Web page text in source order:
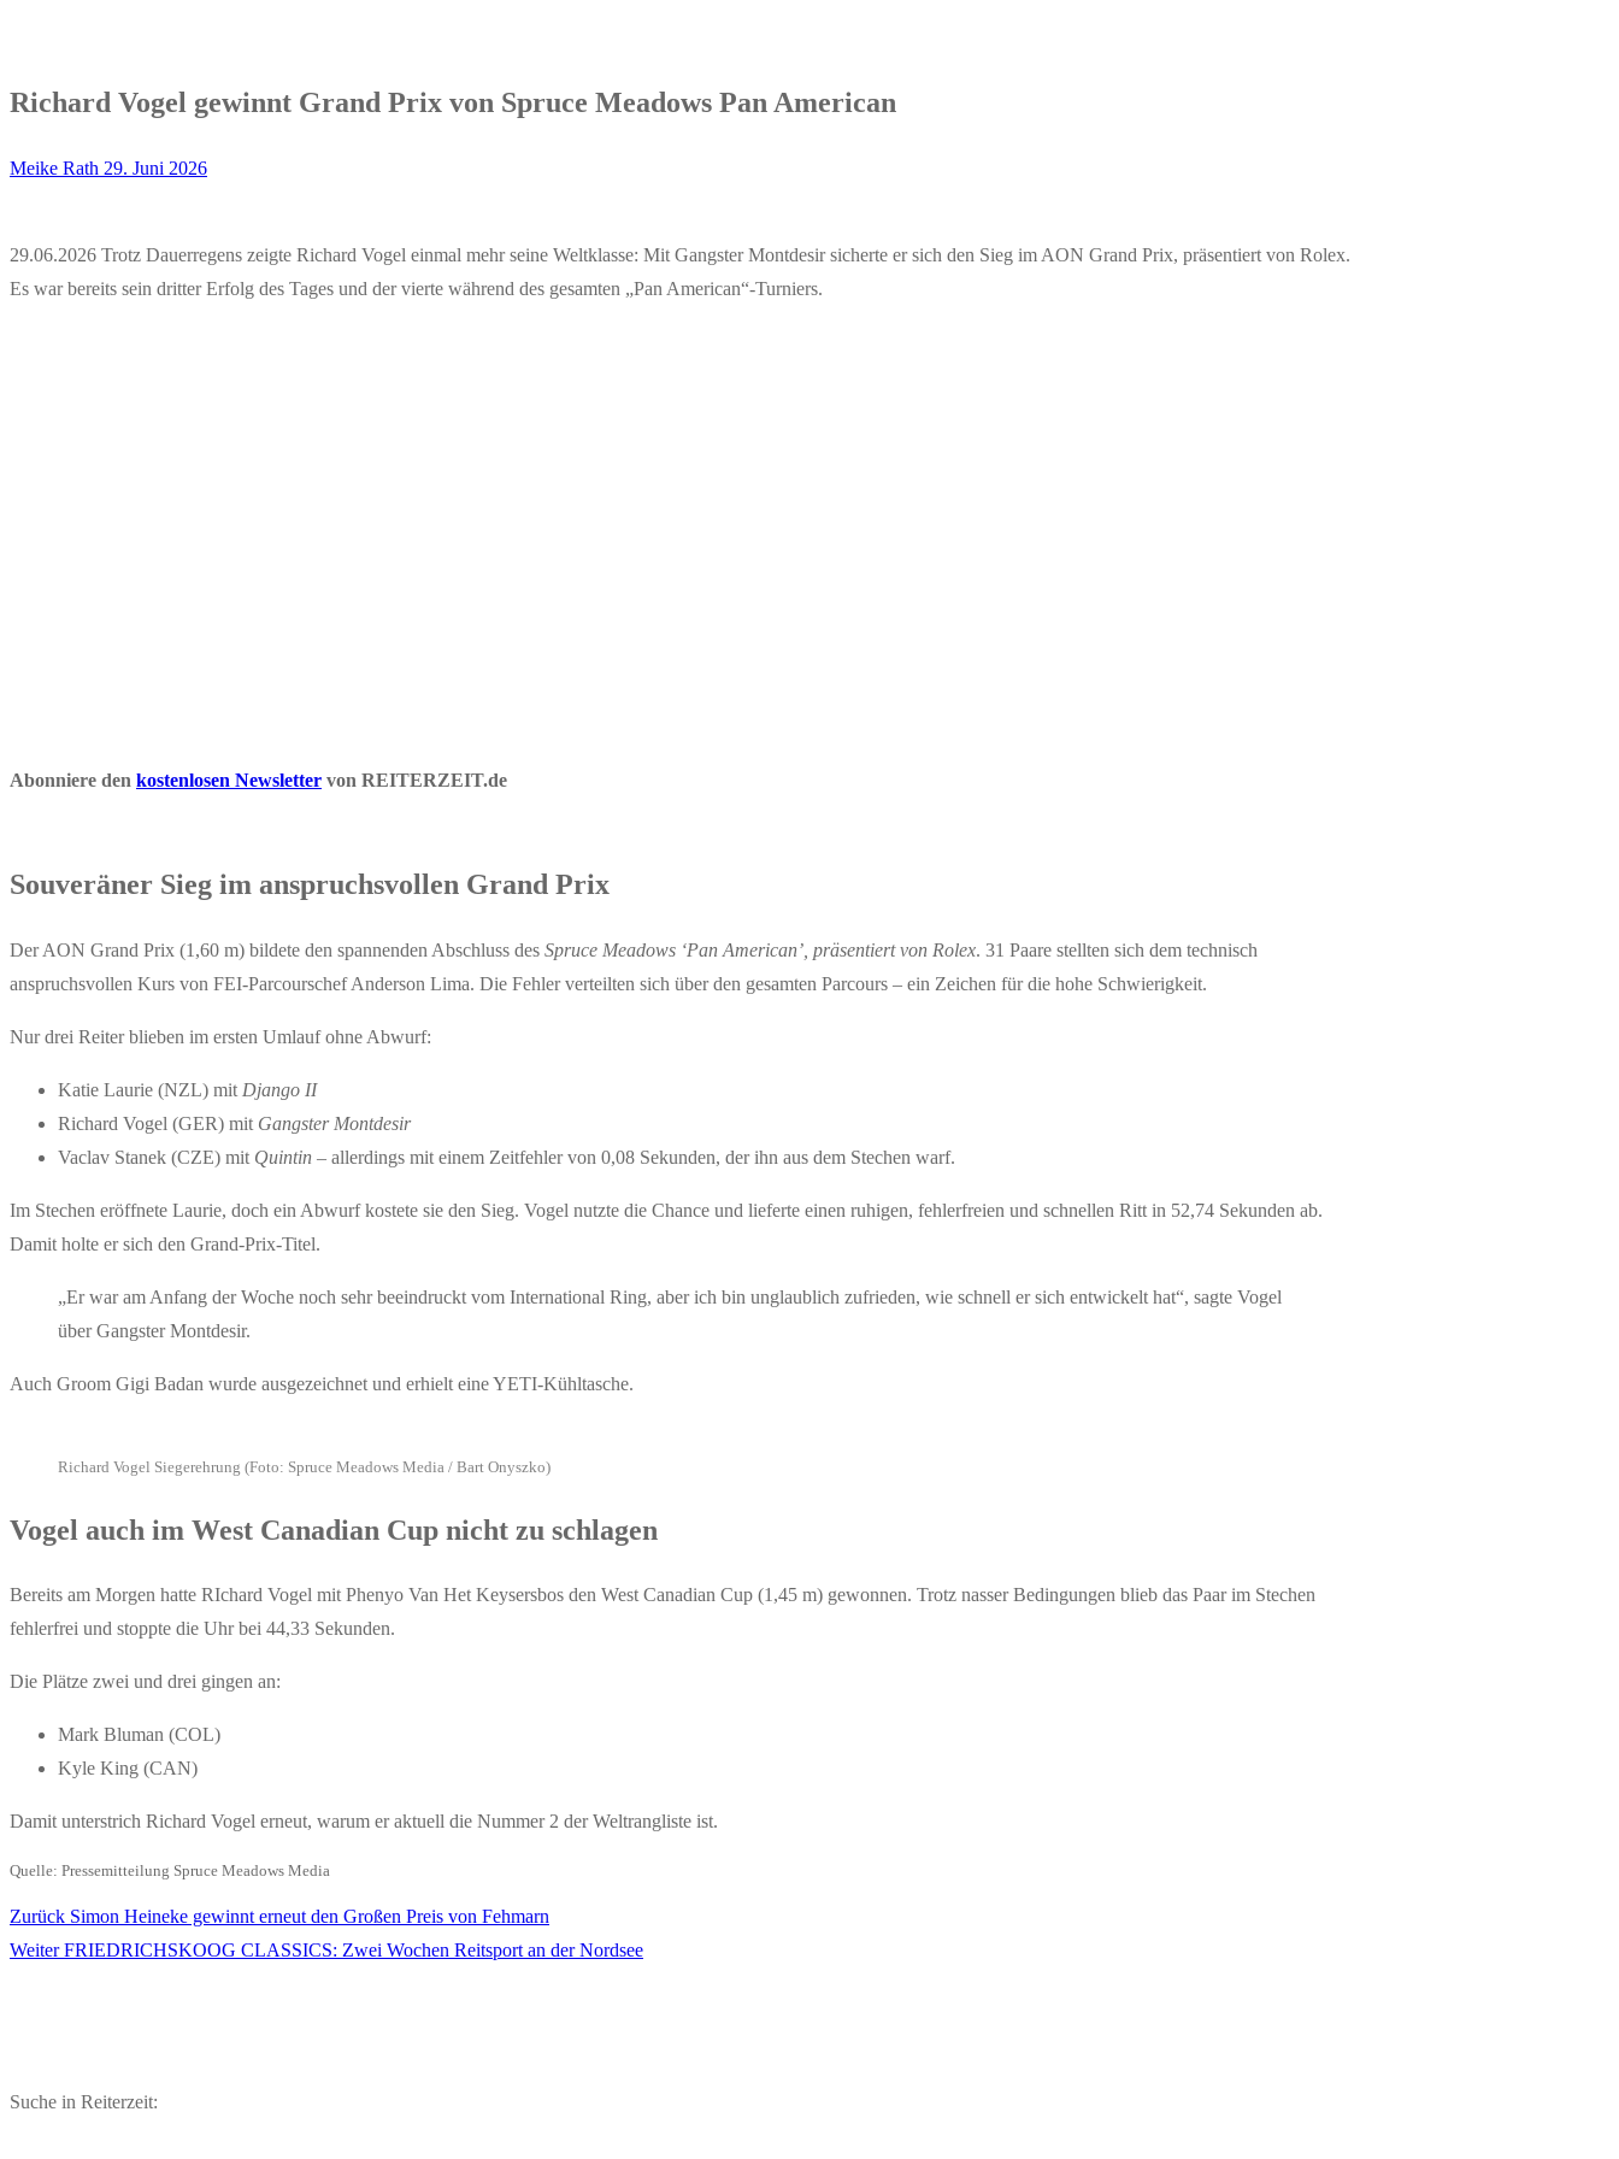
Richard Vogel gewinnt Grand Prix von Spruce Meadows Pan American
Meike Rath 29. Juni 2026
29.06.2026 Trotz Dauerregens zeigte Richard Vogel einmal mehr seine Weltklasse: Mit Gangster Montdesir sicherte er sich den Sieg im AON Grand Prix, präsentiert von Rolex.
Es war bereits sein dritter Erfolg des Tages und der vierte während des gesamten „Pan American“-Turniers.
Abonniere den kostenlosen Newsletter von REITERZEIT.de
Souveräner Sieg im anspruchsvollen Grand Prix
Der AON Grand Prix (1,60 m) bildete den spannenden Abschluss des Spruce Meadows ‘Pan American’, präsentiert von Rolex. 31 Paare stellten sich dem technisch
anspruchsvollen Kurs von FEI-Parcourschef Anderson Lima. Die Fehler verteilten sich über den gesamten Parcours – ein Zeichen für die hohe Schwierigkeit.
Nur drei Reiter blieben im ersten Umlauf ohne Abwurf:
Katie Laurie (NZL) mit Django II
Richard Vogel (GER) mit Gangster Montdesir
Vaclav Stanek (CZE) mit Quintin – allerdings mit einem Zeitfehler von 0,08 Sekunden, der ihn aus dem Stechen warf.
Im Stechen eröffnete Laurie, doch ein Abwurf kostete sie den Sieg. Vogel nutzte die Chance und lieferte einen ruhigen, fehlerfreien und schnellen Ritt in 52,74 Sekunden ab.
Damit holte er sich den Grand-Prix-Titel.
„Er war am Anfang der Woche noch sehr beeindruckt vom International Ring, aber ich bin unglaublich zufrieden, wie schnell er sich entwickelt hat“, sagte Vogel
über Gangster Montdesir.
Auch Groom Gigi Badan wurde ausgezeichnet und erhielt eine YETI-Kühltasche.
Richard Vogel Siegerehrung (Foto: Spruce Meadows Media / Bart Onyszko)
Vogel auch im West Canadian Cup nicht zu schlagen
Bereits am Morgen hatte RIchard Vogel mit Phenyo Van Het Keysersbos den West Canadian Cup (1,45 m) gewonnen. Trotz nasser Bedingungen blieb das Paar im Stechen
fehlerfrei und stoppte die Uhr bei 44,33 Sekunden.
Die Plätze zwei und drei gingen an:
Mark Bluman (COL)
Kyle King (CAN)
Damit unterstrich Richard Vogel erneut, warum er aktuell die Nummer 2 der Weltrangliste ist.
Quelle: Pressemitteilung Spruce Meadows Media
Beitragsnavigation
Zurück Vorheriger
Beitrag:
Simon Heineke gewinnt erneut den Großen Preis von Fehmarn
Weiter Nächster
FRIEDRICHSKOOG CLASSICS: Zwei Wochen Reitsport an der Nordsee
Suche in Reiterzeit: